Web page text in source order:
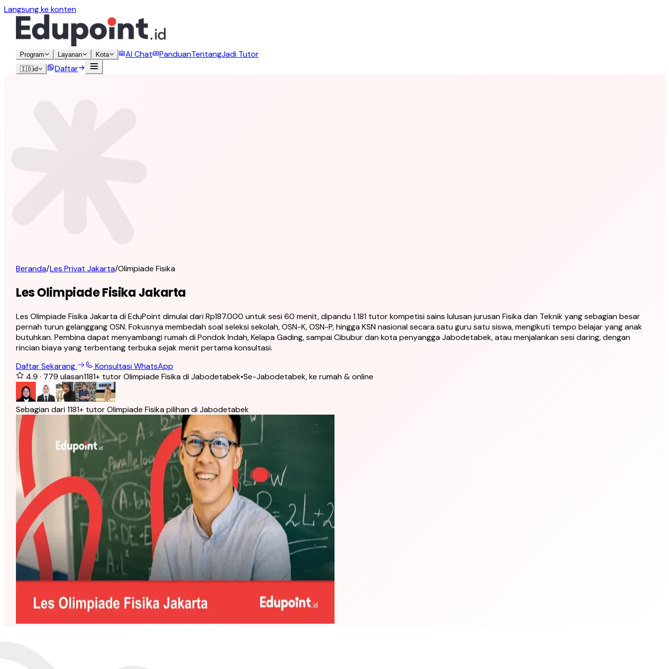
Langsung ke konten
Program Layanan Kota AI Chat PanduanTentangJadi Tutor
🇮🇩id Daftar
Beranda/Les Privat Jakarta/Olimpiade Fisika
Les Olimpiade Fisika Jakarta
Les Olimpiade Fisika Jakarta di EduPoint dimulai dari Rp187.000 untuk sesi 60 menit, dipandu 1.181 tutor kompetisi sains lulusan jurusan Fisika dan Teknik yang sebagian besar
pernah turun gelanggang OSN. Fokusnya membedah soal seleksi sekolah, OSN-K, OSN-P, hingga KSN nasional secara satu guru satu siswa, mengikuti tempo belajar yang anak
butuhkan. Pembina dapat menyambangi rumah di Pondok Indah, Kelapa Gading, sampai Cibubur dan kota penyangga Jabodetabek, atau menjalankan sesi daring, dengan
rincian biaya yang terbentang terbuka sejak menit pertama konsultasi.
Daftar Sekarang
Konsultasi WhatsApp
4.9 · 779 ulasan1181+ tutor Olimpiade Fisika di Jabodetabek•Se-Jabodetabek, ke rumah & online
Sebagian dari 1181+ tutor Olimpiade Fisika pilihan di Jabodetabek